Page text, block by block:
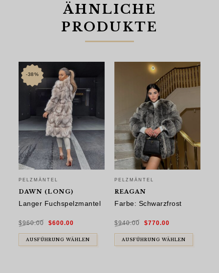
ÄHNLICHE
PRODUKTE
-38%
PELZMÄNTEL
DAWN (LONG)
Langer Fuchspelzmantel
$960.00
Ursprünglicher
Preis
$960.00
$600.00
$600.00.
AUSFÜHRUNG WÄHLEN
PELZMÄNTEL
REAGAN
Farbe: Schwarzfrost
$940.00
Ursprünglicher
Preis
$940.00
$770.00
$770.00.
AUSFÜHRUNG WÄHLEN